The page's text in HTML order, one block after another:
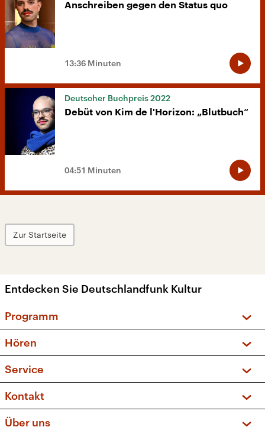
Anschreiben gegen den Status quo
13:36 Minuten
Deutscher Buchpreis 2022
Debüt von Kim de l'Horizon: „Blutbuch“
04:51 Minuten
Zur Startseite
Entdecken Sie Deutschlandfunk Kultur
Programm
Sendungen und Podcasts
Musikliste
Kakadu – Das Kinderprogramm
Hören
Frequenzen (UKW + DAB+)
Service
FAQ
Apps
Kontakt
Über uns